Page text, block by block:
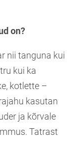
on?
nii tanguna kui
kui ka
kotlette –
kasutan
ja kõrvale
Tatrast